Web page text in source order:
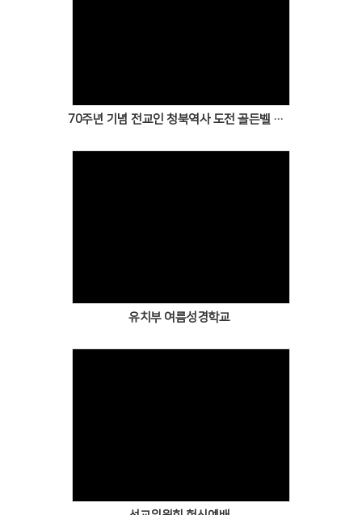
70주년 기념 전교인 청북역사 도전 골든벨 퀴즈대회
유치부 여름성경학교